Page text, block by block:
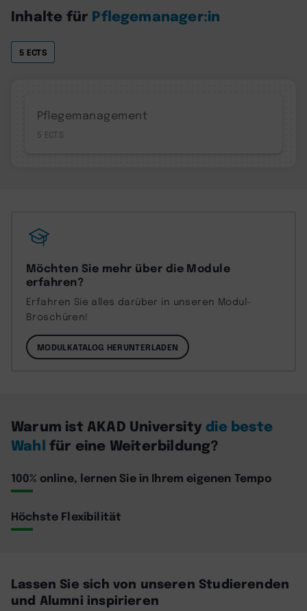
Inhalte für Pflegemanager:in
5 ECTS
Pflegemanagement
5
Möchten Sie mehr über die Module
erfahren?
Erfahren Sie alles darüber in unseren Modul-
Broschüren!
MODULKATALOG HERUNTERLADEN
Warum ist AKAD Universitydie beste
Wahl für eine Weiterbildung?
100% online, lernen Sie in Ihrem eigenen Tempo
Höchste Flexibilität
Lassen Sie sich von unseren Studierenden
und Alumni inspirieren